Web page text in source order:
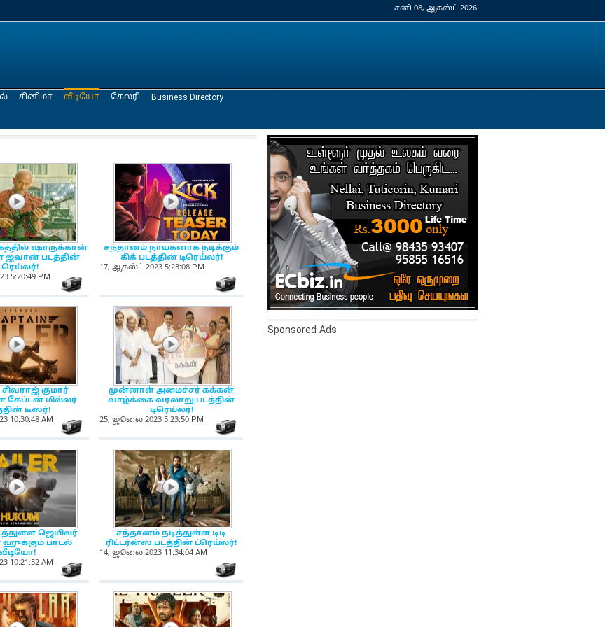
சனி 08, ஆகஸ்ட் 2026
சினிமா
வீடியோ
கேலரி Business Directory
NewsIcon
ஷாருக்கான்
ஜவான் படத்தின்
5:20:49 PM
NewsIcon
NewsIcon
சந்தானம் நாயகனாக நடிக்கும்
கிக் படத்தின் டிரெய்லர்!
17, ஆகஸ்ட் 2023 5:23:08 PM
NewsIcon
NewsIcon
குமார்
கேப்டன் மில்லர்
டீஸர்!
10:30:48 AM
NewsIcon
முன்னாள் அமைச்சர் கக்கன்
வாழ்க்கை வரலாறு படத்தின்
டிரெய்லர்!
25, ஜூலை 2023 5:23:50 PM
NewsIcon
ஜெயிலர்
ஹுக்கும் பாடல்
10:21:52 AM
NewsIcon
சந்தானம் நடித்துள்ள டிடி
ரிட்டர்ன்ஸ் படத்தின் ட்ரெய்லர்!
14, ஜூலை 2023 11:34:04 AM
Sponsored Ads